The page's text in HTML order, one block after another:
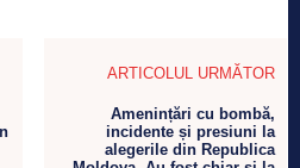
ARTICOLUL URMĂTOR
Amenințări cu bombă,
incidente și presiuni la
alegerile din Republica